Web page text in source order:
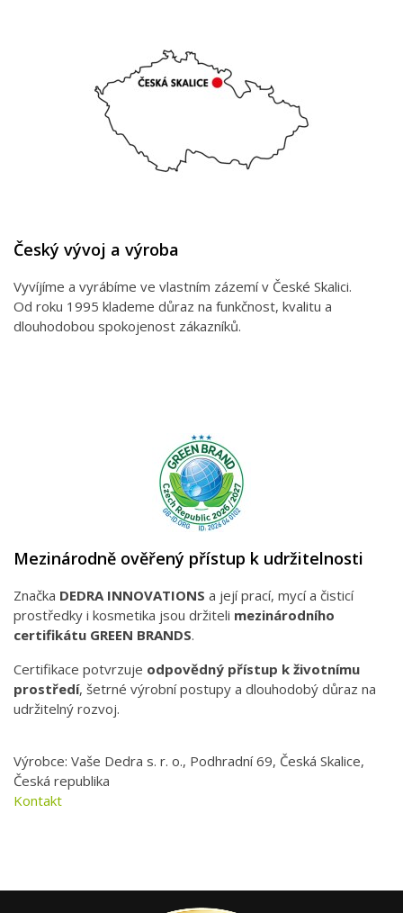
Český vývoj a výroba
Vyvíjíme a vyrábíme ve vlastním zázemí v České Skalici.
Od roku 1995 klademe důraz na funkčnost, kvalitu a
dlouhodobou spokojenost zákazníků.
Mezinárodně ověřený přístup k udržitelnosti
Značka DEDRA INNOVATIONS a její prací, mycí a čisticí
prostředky i kosmetika jsou držiteli mezinárodního
certifikátu GREEN BRANDS.
Certifikace potvrzuje odpovědný přístup k životnímu
prostředí, šetrné výrobní postupy a dlouhodobý důraz na
udržitelný rozvoj.
Výrobce: Vaše Dedra s. r. o., Podhradní 69, Česká Skalice,
Česká republika
Kontakt